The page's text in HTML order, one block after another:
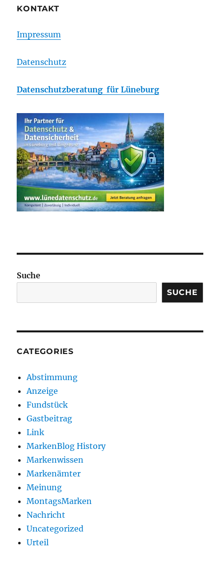
KONTAKT
Impressum
Datenschutz
Datenschutzberatung für Lüneburg
Suche
SUCHE
CATEGORIES
Abstimmung
Anzeige
Fundstück
Gastbeitrag
Link
MarkenBlog History
Markenwissen
Markenämter
Meinung
MontagsMarken
Nachricht
Uncategorized
Urteil